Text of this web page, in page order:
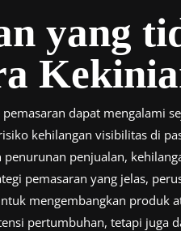
yang
dapat mengalami
kehilangan visibilitas di
penjualan,
pemasaran yang jelas,
mengembangkan produk
pertumbuhan, tetapi juga